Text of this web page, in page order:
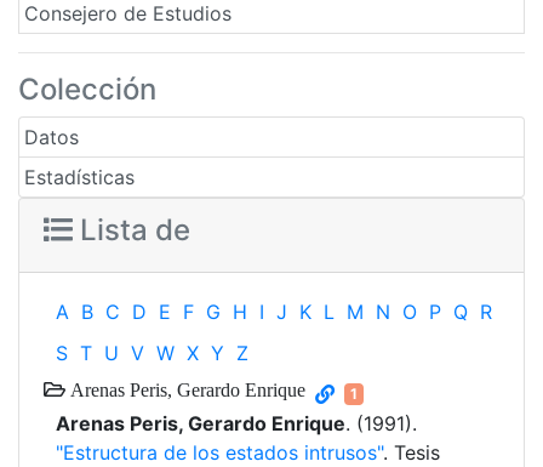
Consejero de Estudios
Colección
Datos
Estadísticas
Lista de
A B C D E F G H I J K L M N O P Q R
S T U V W X Y Z
Arenas Peris, Gerardo Enrique 1
Arenas Peris, Gerardo Enrique. (1991).
"Estructura de los estados intrusos". Tesis